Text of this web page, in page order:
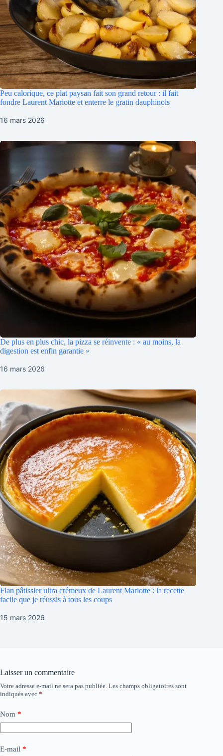
Peu calorique, ce plat paysan fait son grand retour : il fait
fondre Laurent Mariotte et enterre le gratin dauphinois
16 mars 2026
De plus en plus chic, la pizza se réinvente : « au moins, la
digestion est enfin garantie »
16 mars 2026
Flan pâtissier ultra crémeux de Laurent Mariotte : la recette
facile que je réussis à tous les coups
15 mars 2026
Laisser un commentaire
Votre adresse e-mail ne sera pas publiée. Les champs obligatoires sont
indiqués avec *
Nom *
E-mail *